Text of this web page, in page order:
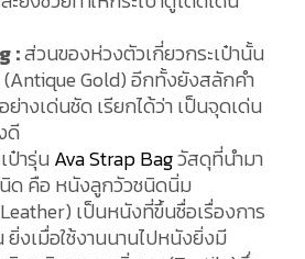
:ส่วนของห่วงตัวเกี่ยวกระเป๋านั้น
Gold) อีกทั้งยังสลักคำ
ย่างเด่นชัด เรียกได้ว่า เป็นจุดเด่น
ดี
ป๋ารุ่นAva Strap Bagวัสดุที่นำมา
นิด คือ หนังลูกวัวชนิดนิ่ม
เป็นหนังที่ขึ้นชื่อเรื่องการ
ยิ่งเมื่อใช้งานนานไปหนังยิ่งมี